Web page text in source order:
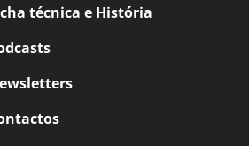
técnica e História